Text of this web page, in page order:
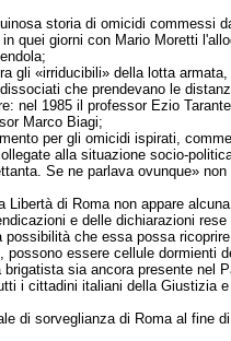
storia di omicidi commessi
quei giorni con Mario Moretti
gli «irriducibili» della lotta
che prendevano le
nel 1985 il professor Ezio
Marco Biagi;
per gli omicidi ispirati,
alla situazione socio-
Se ne parlava ovunque»
di Roma non appare
e delle dichiarazioni
che essa possa
essere cellule
sia ancora presente nel
i cittadini italiani della Giustizia
di sorveglianza di Roma al fine